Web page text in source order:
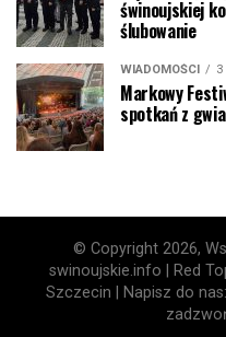
świnoujskiej
ślubowanie
WIADOMOŚCI
Markowy
spotkań z
© Copyright 2026,
swinoujskie.info | Red
Szczecin | Napisz do